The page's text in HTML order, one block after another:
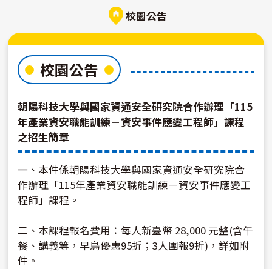
校園公告
校園公告
朝陽科技大學與國家資通安全研究院合作辦理「115
年產業資安職能訓練－資安事件應變工程師」課程
之招生簡章
一、本件係朝陽科技大學與國家資通安全研究院合
作辦理「115年產業資安職能訓練－資安事件應變工
程師」課程。
二、本課程報名費用：每人新臺幣 28,000 元整(含午
餐、講義等，早鳥優惠95折；3人團報9折)，詳如附
件。